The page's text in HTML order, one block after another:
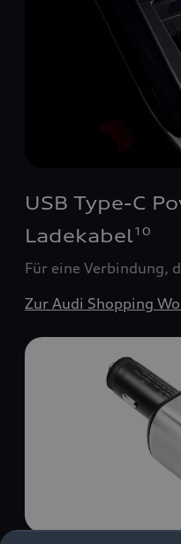
USB Type-C
Ladekabel10
Für eine Verbindung,
Zur Audi Shopping